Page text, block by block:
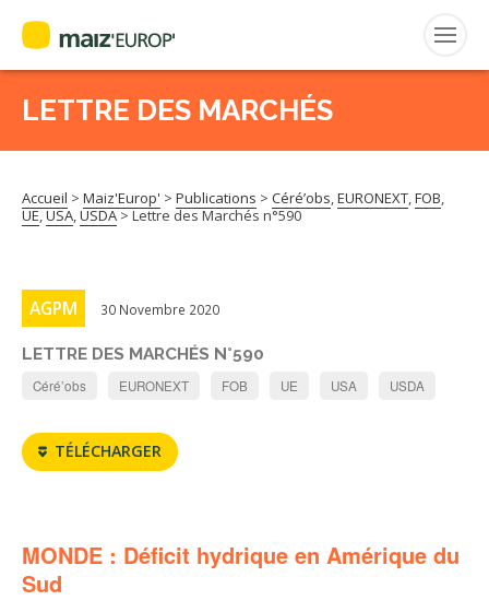
Rechercher
:
MAIZ’EUROP’
AGPM MAÏS DOUX
AGPM MAÏS SEMENCE
CEPM
LETTRE DES MARCHÉS
Accueil > Maiz'Europ' > Publications > Céré’obs,EURONEXT,FOB,
UE,USA,USDA>Lettre des Marchés n°590
AGPM 30 Novembre 2020
LETTRE DES MARCHÉS N°590
Céré’obs EURONEXT FOB UE USA USDA
TÉLÉCHARGER
MONDE : Déficit hydrique en Amérique du
Sud